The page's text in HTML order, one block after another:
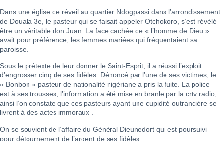
Dans une église de réveil au quartier Ndogpassi dans l’arrondissement
de Douala 3e, le pasteur qui se faisait appeler Otchokoro, s’est révélé
être un véritable don Juan. La face cachée de « l’homme de Dieu »
avait pour préférence, les femmes mariées qui fréquentaient sa
paroisse.
Sous le prétexte de leur donner le Saint-Esprit, il a réussi l’exploit
d’engrosser cinq de ses fidèles. Dénoncé par l’une de ses victimes, le
« Bonbon » pasteur de nationalité nigériane a pris la fuite. La police
est à ses trousses, l’information a été mise en branle par la crtv radio,
ainsi l’on constate que ces pasteurs ayant une cupidité outrancière se
livrent à des actes immoraux .
On se souvient de l’affaire du Général Dieunedort qui est poursuivi
pour détournement de l’argent de ses fidèles.